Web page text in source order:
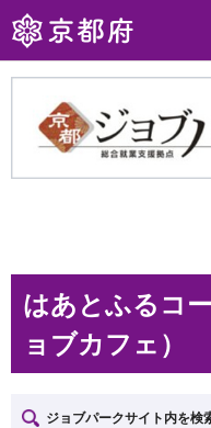
京都府
はあとふるコ
ョブカフェ）
ジョブパークサイト内を検